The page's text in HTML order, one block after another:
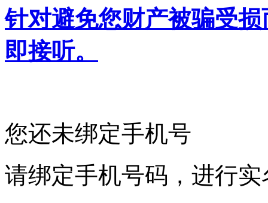
针对避免您财产被骗受
即接听。
您还未绑定手机号
请绑定手机号码，进行